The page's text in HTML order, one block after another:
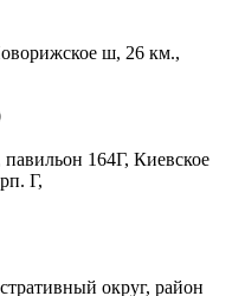
ш, 26 км.,
164Г, Киевское
Г,
округ, район